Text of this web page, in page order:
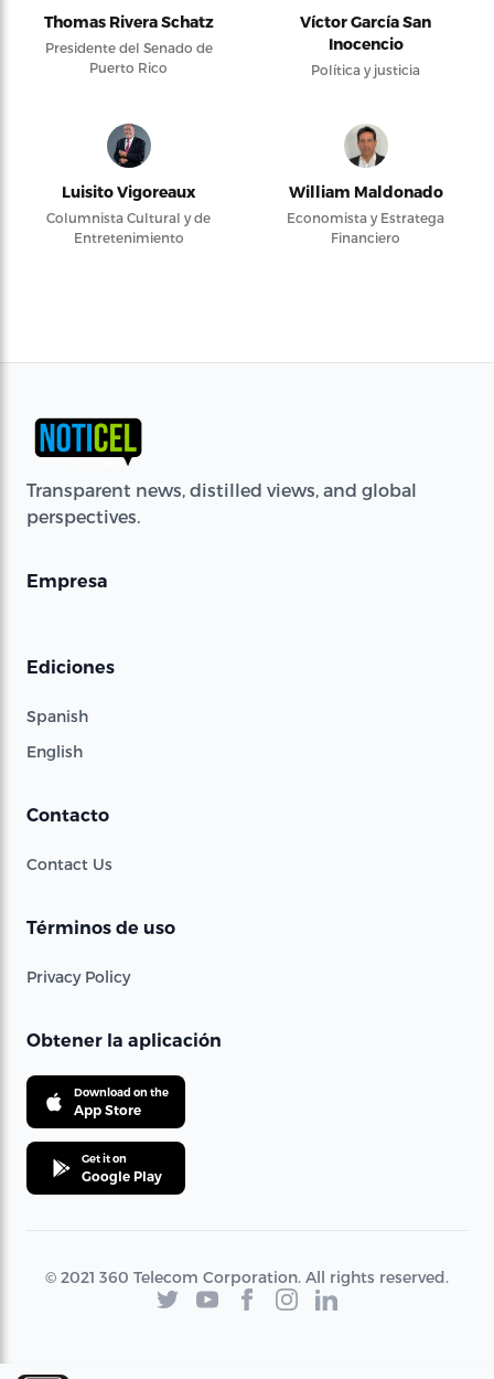
Thomas Rivera Schatz
Presidente del Senado de
Puerto Rico
Víctor García San
Inocencio
Política y justicia
Luisito Vigoreaux
Columnista Cultural y de
Entretenimiento
William Maldonado
Economista y Estratega
Financiero
Transparent news, distilled views, and global
perspectives.
Empresa
Ediciones
Spanish
English
Contacto
Contact Us
Términos de uso
Privacy Policy
Obtener la aplicación
Download on the
App Store
Get it on
Google Play
© 2021 360 Telecom Corporation. All rights reserved.